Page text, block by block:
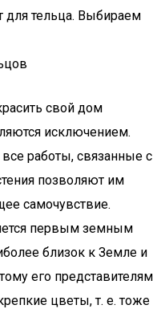
для тельца. Выбираем
свой дом
исключением.
работы, связанные с
позволяют им
самочувствие.
первым земным
близок к Земле и
его представителям
цветы, т. е. тоже